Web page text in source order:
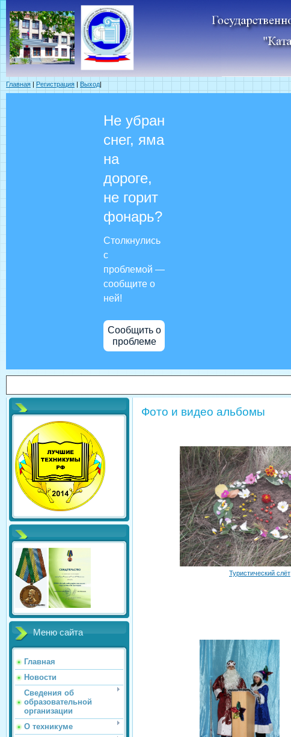
Главная | Регистрация | Выход|
Не убран
снег, яма
на
дороге,
не горит
фонарь?
Столкнулись
с
проблемой —
сообщите о
ней!
Сообщить о
проблеме
Меню сайта
Главная
Новости
Сведения об
образовательной
организации
О техникуме
Фото и видео альбомы
Туристический слёт